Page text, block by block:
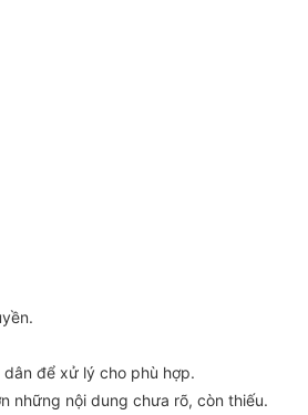
dân để xử lý cho phù hợp.
những nội dung chưa rõ, còn thiếu.